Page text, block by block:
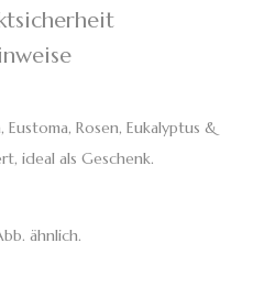
Rosen, Eukalyptus &
ideal als Geschenk.
ähnlich.